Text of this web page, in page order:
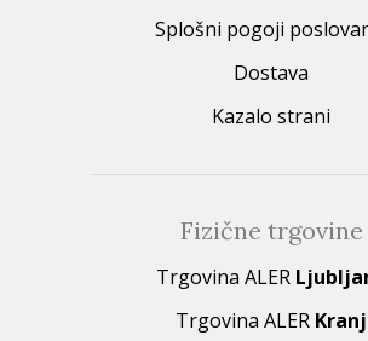
Splošni pogoji
Dostava
Kazalo strani
Fizične trgovine
Trgovina ALER
Trgovina ALER Kranj